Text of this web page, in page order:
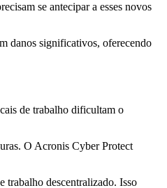
se antecipar a esses novos
danos significativos, oferecendo
de trabalho dificultam o
O Acronis Cyber Protect
trabalho descentralizado. Isso